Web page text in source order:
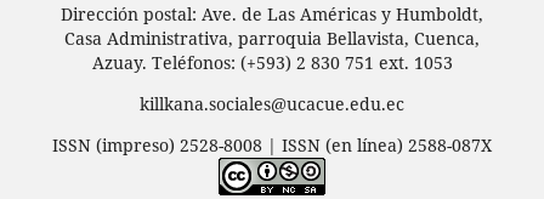
Dirección postal: Ave. de Las Américas y Humboldt,
Casa Administrativa, parroquia Bellavista, Cuenca,
Azuay. Teléfonos: (+593) 2 830 751 ext. 1053
killkana.sociales@ucacue.edu.ec
ISSN (impreso) 2528-8008 | ISSN (en línea) 2588-087X